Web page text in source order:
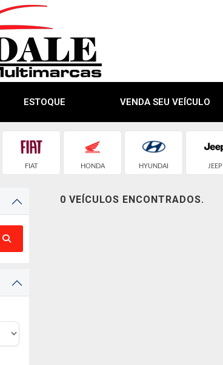
ESTOQUE VENDA SEU VEÍCULO
FIAT HONDA HYUNDAI JEEP
0 VEÍCULOS ENCONTRADOS.